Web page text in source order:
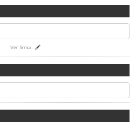
Ver firma ...